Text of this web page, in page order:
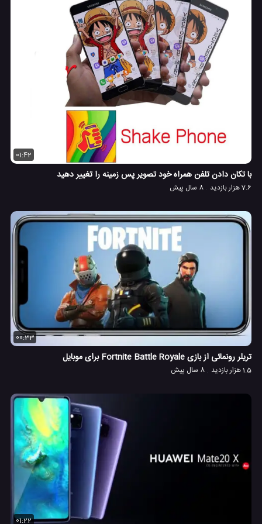
01:42
با تکان دادن تلفن همراه خود تصویر پس زمینه را تغییر دهید
7.6 هزار بازدید 8 سال پیش
00:33
تریلر رونمائی از بازی Fortnite Battle Royale برای موبایل
1.5 هزار بازدید 8 سال پیش
01:22